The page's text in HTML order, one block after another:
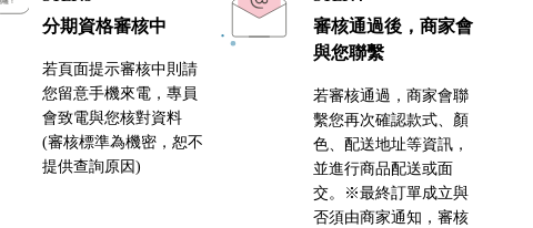
分期資格審核中
若頁面提示審核中則請
您留意手機來電，專員
會致電與您核對資料
(審核標準為機密，恕不
提供查詢原因)
審核通過後，商家會
與您聯繫
若審核通過，商家會聯
繫您再次確認款式、顏
色、配送地址等資訊，
並進行商品配送或面
交。※最終訂單成立與
否須由商家通知，審核